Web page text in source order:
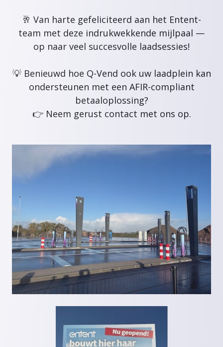
🥂 Van harte gefeliciteerd aan het Entent-
team met deze indrukwekkende mijlpaal —
op naar veel succesvolle laadsessies!
💡 Benieuwd hoe Q-Vend ook uw laadplein kan
ondersteunen met een AFIR-compliant
betaaloplossing?
👉 Neem gerust contact met ons op.